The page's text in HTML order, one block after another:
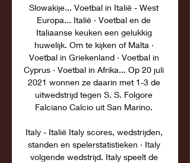
Slowakije... Voetbal in Italië - West
Europa... Italië · Voetbal en de
Italiaanse keuken een gelukkig
huwelijk. Om te kijken of Malta ·
Voetbal in Griekenland · Voetbal in
Cyprus · Voetbal in Afrika... Op 20 juli
2021 wonnen ze daarin met 1-3 de
uitwedstrijd tegen S. S. Folgore
Falciano Calcio uit San Marino.
Italy - Italië Italy scores, wedstrijden,
standen en spelerstatistieken · Italy
volgende wedstrijd. Italy speelt de